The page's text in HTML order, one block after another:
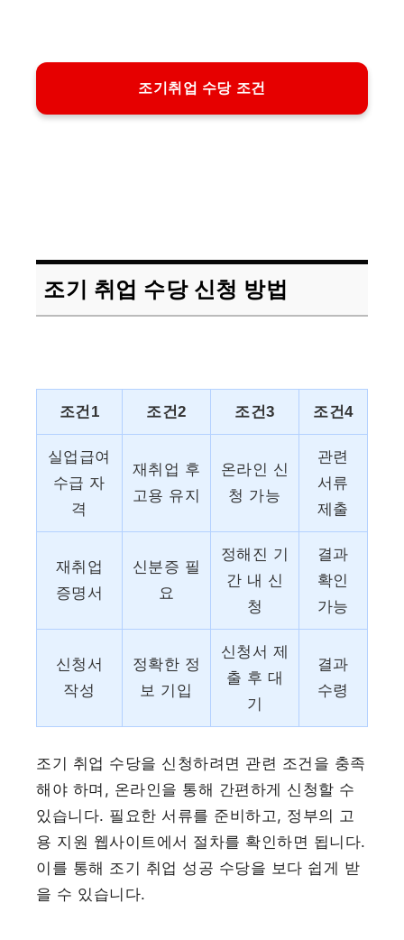
조기취업 수당 조건
조기 취업 수당 신청 방법
조건1 조건2 조건3 조건4
실업급여
수급 자
격
재취업 후
고용 유지
온라인 신
청 가능
관련
서류
제출
재취업
증명서
신분증 필
요
정해진 기
간 내 신
청
결과
확인
가능
신청서
작성
정확한 정
보 기입
신청서 제
출 후 대
기
결과
수령
조기 취업 수당을 신청하려면 관련 조건을 충족
해야 하며, 온라인을 통해 간편하게 신청할 수
있습니다. 필요한 서류를 준비하고, 정부의 고
용 지원 웹사이트에서 절차를 확인하면 됩니다.
이를 통해 조기 취업 성공 수당을 보다 쉽게 받
을 수 있습니다.